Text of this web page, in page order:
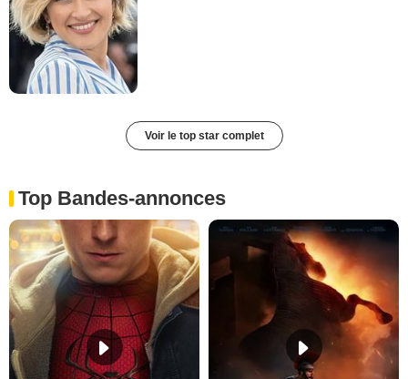
Voir le top star complet
Top Bandes-annonces